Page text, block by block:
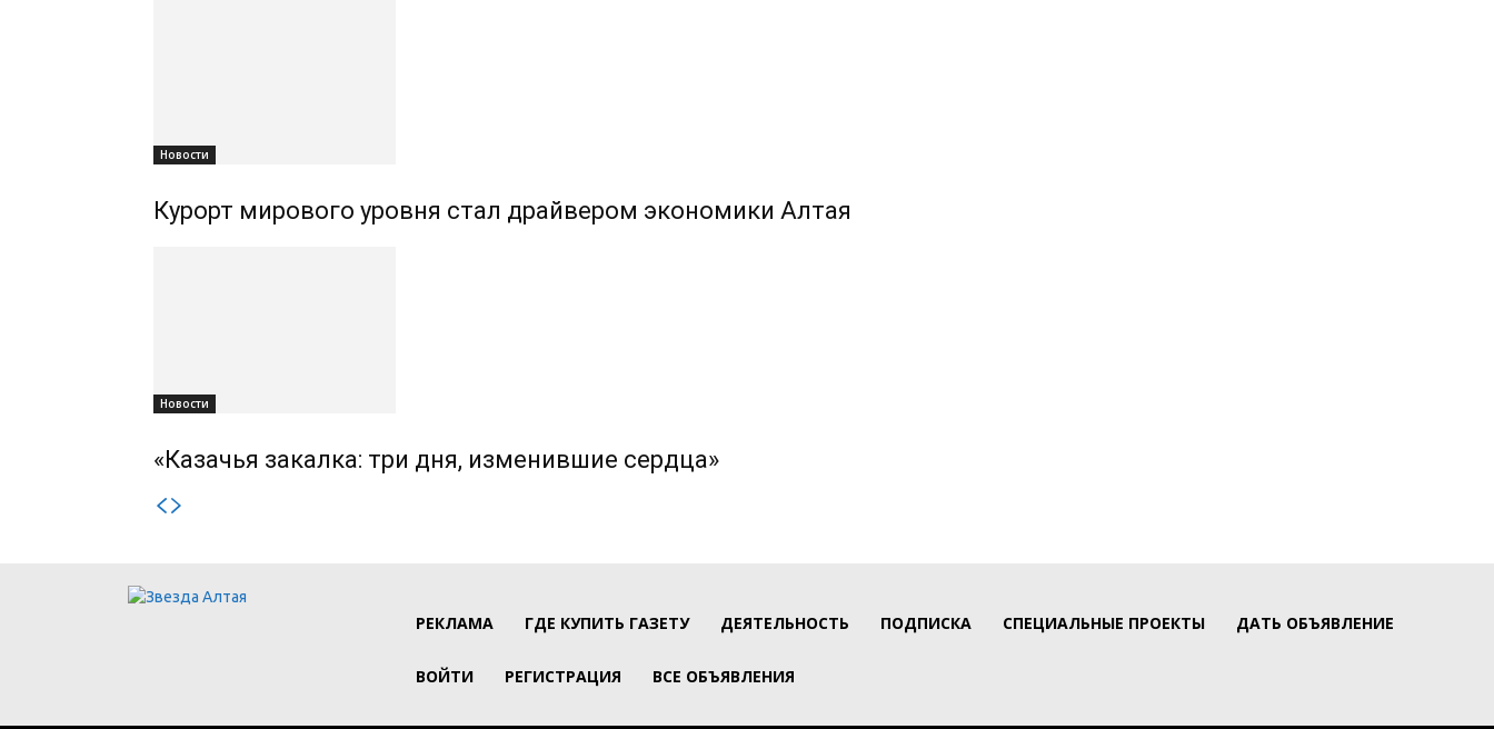
Новости
Курорт мирового уровня стал драйвером экономики Алтая
Новости
«Казачья закалка: три дня, изменившие сердца»
РЕКЛАМА ГДЕ КУПИТЬ ГАЗЕТУ ДЕЯТЕЛЬНОСТЬ ПОДПИСКА СПЕЦИАЛЬНЫЕ ПРОЕКТЫ ДАТЬ ОБЪЯВЛЕНИЕ
ВОЙТИ РЕГИСТРАЦИЯ ВСЕ ОБЪЯВЛЕНИЯ